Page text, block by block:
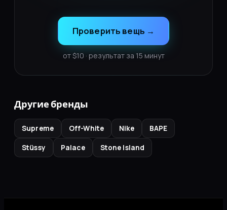
Проверить вещь →
от $10 · результат за 15 минут
Другие бренды
Supreme Off-White Nike BAPE
Stüssy Palace Stone Island